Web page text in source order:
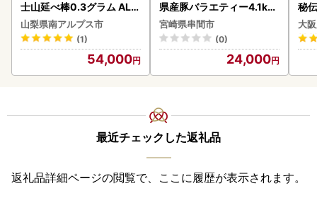
士山延べ棒0.3グラム ALP
BK193
山梨県南アルプス市
(1)
54,000
県産豚バラエティー4.1kg
セット_K033-057-2609
宮崎県串間市
(0)
24,000
秘
焼
大
最近チェックした返礼品
返礼品詳細ページの閲覧で、ここに履歴が表示されます。